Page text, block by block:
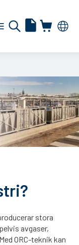
stora
avgaser,
ORC-teknik kan